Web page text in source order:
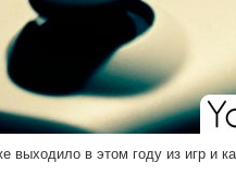
выходило в этом году из игр и